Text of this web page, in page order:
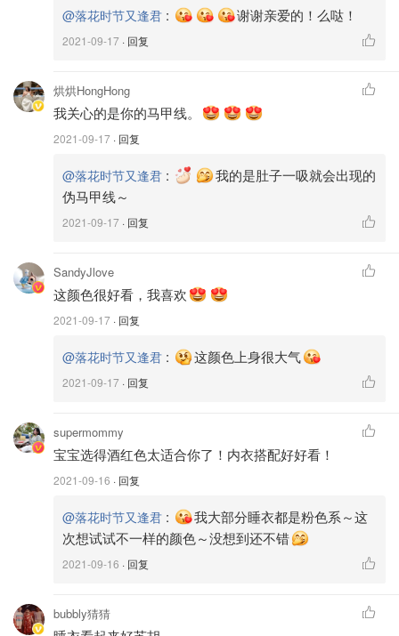
@落花时节又逢君 : 谢谢亲爱的！么哒！
2021-09-17 · 回复
烘烘HongHong
我关心的是你的马甲线。
2021-09-17 · 回复
@落花时节又逢君 :
我的是肚子一吸就会出现的
伪马甲线～
2021-09-17 · 回复
SandyJlove
这颜色很好看，我喜欢
2021-09-17 · 回复
@落花时节又逢君 : 这颜色上身很大气
2021-09-17 · 回复
supermommy
宝宝选得酒红色太适合你了！内衣搭配好好看！
2021-09-16 · 回复
@落花时节又逢君 :
我大部分睡衣都是粉色系～这
次想试试不一样的颜色～没想到还不错
2021-09-16 · 回复
bubbly猜猜